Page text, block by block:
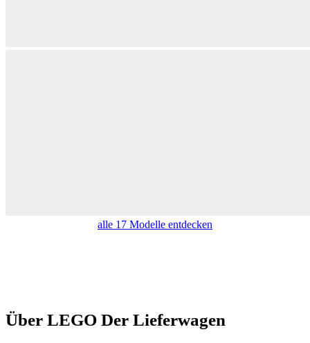
alle 17 Modelle entdecken
Über LEGO Der Lieferwagen